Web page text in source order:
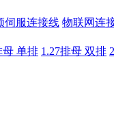
伺服连接线 物联网连
母 单排 1.27排母 双排